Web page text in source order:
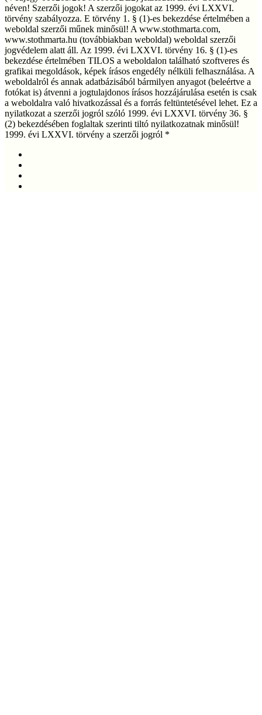
néven! Szerzői jogok! A szerzői jogokat az 1999. évi LXXVI.
törvény szabályozza. E törvény 1. § (1)-es bekezdése értelmében a
weboldal szerzői műnek minősül! A www.stothmarta.com,
www.stothmarta.hu (továbbiakban weboldal) weboldal szerzői
jogvédelem alatt áll. Az 1999. évi LXXVI. törvény 16. § (1)-es
bekezdése értelmében TILOS a weboldalon található szoftveres és
grafikai megoldások, képek írásos engedély nélküli felhasználása. A
weboldalról és annak adatbázisából bármilyen anyagot (beleértve a
fotókat is) átvenni a jogtulajdonos írásos hozzájárulása esetén is csak
a weboldalra való hivatkozással és a forrás feltüntetésével lehet. Ez a
nyilatkozat a szerzői jogról szóló 1999. évi LXXVI. törvény 36. §
(2) bekezdésében foglaltak szerinti tiltó nyilatkozatnak minősül!
1999. évi LXXVI. törvény a szerzői jogról *